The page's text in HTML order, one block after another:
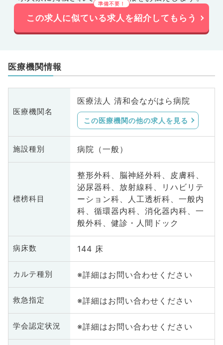
この求人に似ている求人を紹介してもらう
医療機関情報
医療機関名
医療法人 清和会ながはら病院
この医療機関の他の求人を見る
施設種別 病院（一般）
標榜科目
整形外科、脳神経外科、皮膚科、
泌尿器科、放射線科、リハビリテ
ーション科、人工透析科、一般内
科、循環器内科、消化器内科、一
般外科、健診・人間ドック
病床数 144 床
カルテ種別 ※詳細はお問い合わせください
救急指定 ※詳細はお問い合わせください
学会認定状況 ※詳細はお問い合わせください